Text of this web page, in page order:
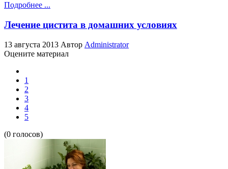
Подробнее ...
Лечение цистита в домашних условиях
13 августа 2013 Автор Administrator
Оцените материал
1
2
3
4
5
(0 голосов)